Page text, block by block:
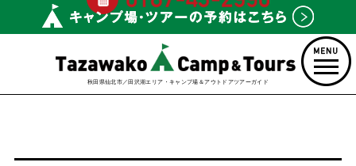
秋田県仙北市／田沢湖エリア・キャンプ場＆アウトドアツアーガイド